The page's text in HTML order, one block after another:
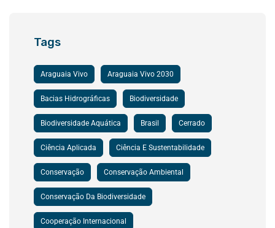
Tags
Araguaia Vivo Araguaia Vivo 2030
Bacias Hidrográficas Biodiversidade
Biodiversidade Aquática Brasil Cerrado
Ciência Aplicada Ciência E Sustentabilidade
Conservação Conservação Ambiental
Conservação Da Biodiversidade
Cooperação Internacional